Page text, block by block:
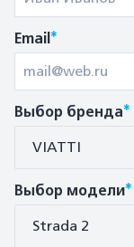
Email*
Выбор бренда*
VIATTI
Выбор модели*
Strada 2